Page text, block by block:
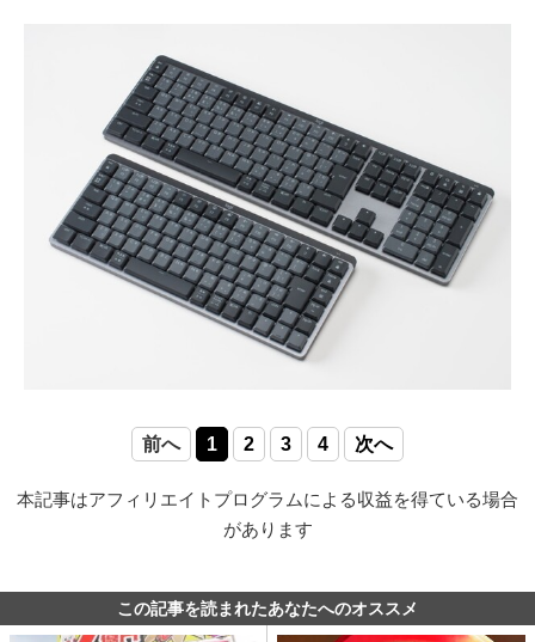
前へ 1 2 3 4 次へ
本記事はアフィリエイトプログラムによる収益を得ている場合
があります
この記事を読まれたあなたへのオススメ